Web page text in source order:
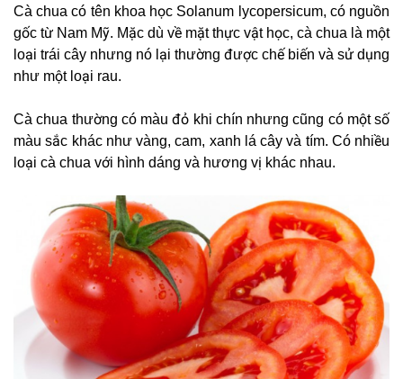
Cà chua có tên khoa học Solanum lycopersicum, có nguồn
gốc từ Nam Mỹ. Mặc dù về mặt thực vật học, cà chua là một
loại trái cây nhưng nó lại thường được chế biến và sử dụng
như một loại rau.
Cà chua thường có màu đỏ khi chín nhưng cũng có một số
màu sắc khác như vàng, cam, xanh lá cây và tím. Có nhiều
loại cà chua với hình dáng và hương vị khác nhau.